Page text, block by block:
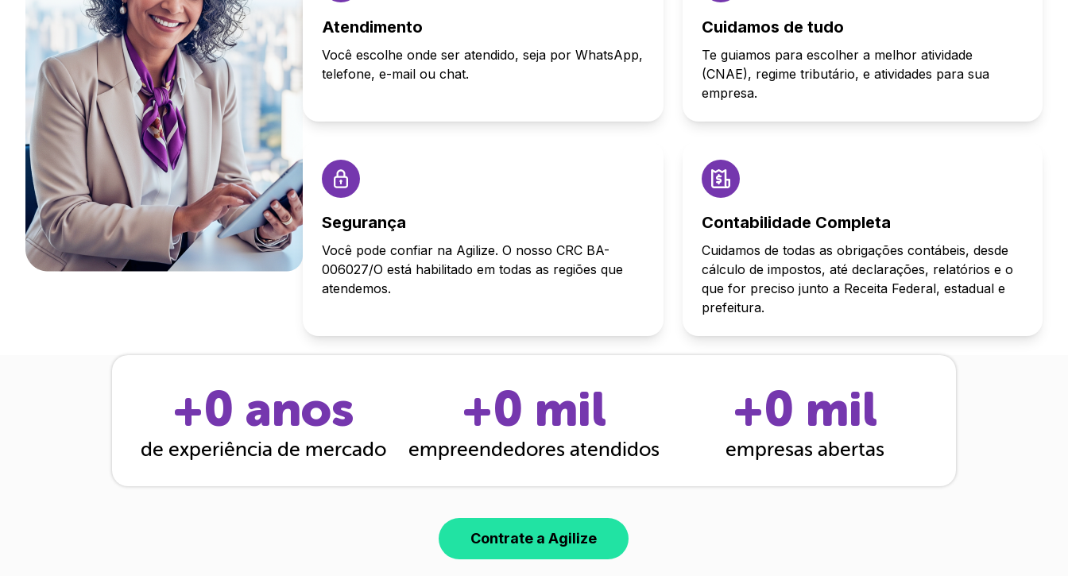
Atendimento
Você escolhe onde ser atendido, seja por WhatsApp,
telefone, e-mail ou chat.
Cuidamos de tudo
Te guiamos para escolher a melhor atividade
(CNAE), regime tributário, e atividades para sua
empresa.
Segurança
Você pode confiar na Agilize. O nosso CRC BA-
006027/O está habilitado em todas as regiões que
atendemos.
Contabilidade Completa
Cuidamos de todas as obrigações contábeis, desde
cálculo de impostos, até declarações, relatórios e o
que for preciso junto a Receita Federal, estadual e
prefeitura.
+0 anos
de experiência de mercado
+0 mil
empreendedores atendidos
+0 mil
empresas abertas
Contrate a Agilize